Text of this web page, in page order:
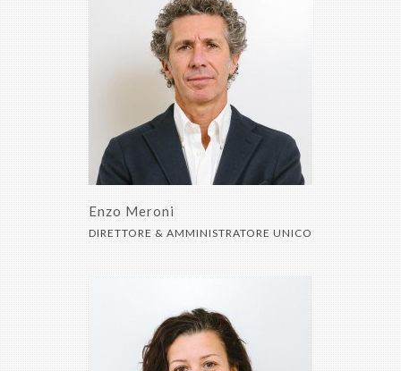
Casi clinici
Dicono di noi
Contatti
Enzo Meroni
DIRETTORE & AMMINISTRATORE UNICO